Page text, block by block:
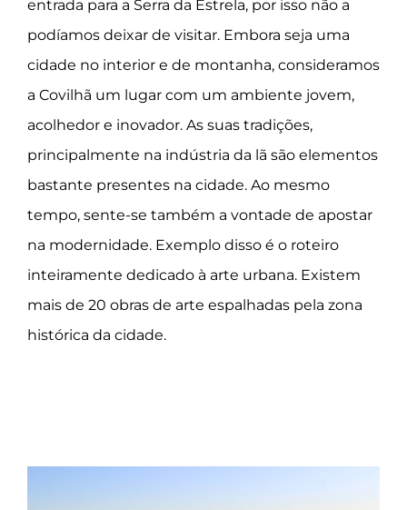
entrada para a Serra da Estrela, por isso não a
podíamos deixar de visitar. Embora seja uma
cidade no interior e de montanha, consideramos
a Covilhã um lugar com um ambiente jovem,
acolhedor e inovador. As suas tradições,
principalmente na indústria da lã são elementos
bastante presentes na cidade. Ao mesmo
tempo, sente-se também a vontade de apostar
na modernidade. Exemplo disso é o roteiro
inteiramente dedicado à arte urbana. Existem
mais de 20 obras de arte espalhadas pela zona
histórica da cidade.